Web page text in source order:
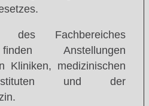
des Fachbereiches
Anstellungen
Kliniken, medizinischen
und der